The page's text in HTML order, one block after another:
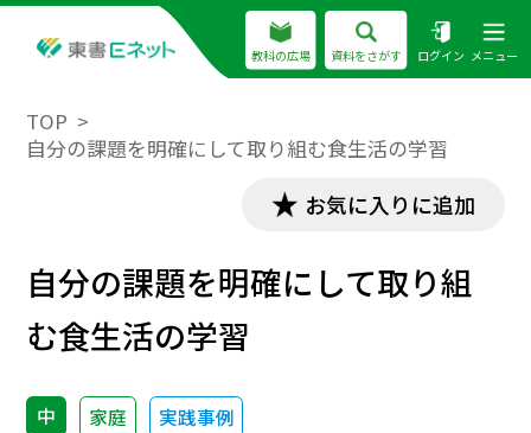
教科の広場 資料をさがす ログイン メニュー
TOP
自分の課題を明確にして取り組む食生活の学習
お気に入りに追加
自分の課題を明確にして取り組
む食生活の学習
中 家庭 実践事例